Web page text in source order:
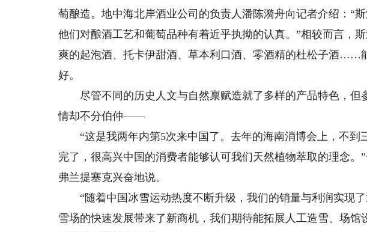
萄酿造。地中海北岸酒业公司的负责人潘陈漪舟向记者介绍：“
他们对酿酒工艺和葡萄品种有着近乎执拗的认真。”相较而言，
爽的起泡酒、托卡伊甜酒、草本利口酒、零酒精的杜松子酒……
好。
尽管不同的历史人文与自然禀赋造就了多样的产品特色，但
情却不分伯仲——
“这是我两年内第5次来中国了。去年的海南消博会上，不到
完了，很高兴中国的消费者能够认可我们天然植物萃取的理念。
弗兰提塞克兴奋地说。
“随着中国冰雪运动热度不断升级，我们的销量与利润实现了
雪场的快速发展带来了新商机，我们期待能拓展人工造雪、场馆